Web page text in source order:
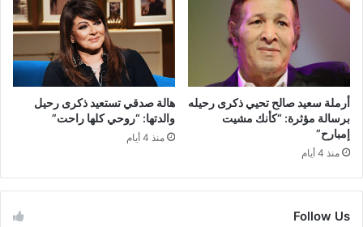
أرملة سعيد صالح تحيي ذكرى رحيله
برسالة مؤثرة: “كأنك مشيت
إمبارح”
منذ 4 أيام
هالة صدقي تستعيد ذكرى رحيل
والدتها: “روحي كلها راحت”
منذ 4 أيام
Follow Us